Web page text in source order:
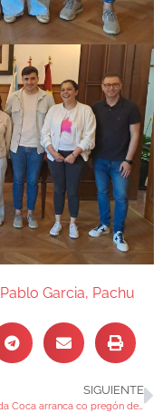
Pablo Garcia, Pachu
SIGUIENTE
A Festa da Coca arranca co pregón de Carla Abad e a homenaxe a quen mantén viva a tradición